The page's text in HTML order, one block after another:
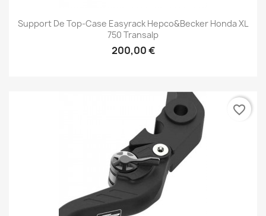
Support De Top-Case Easyrack Hepco&Becker Honda XL
750 Transalp
200,00 €
favorite_border